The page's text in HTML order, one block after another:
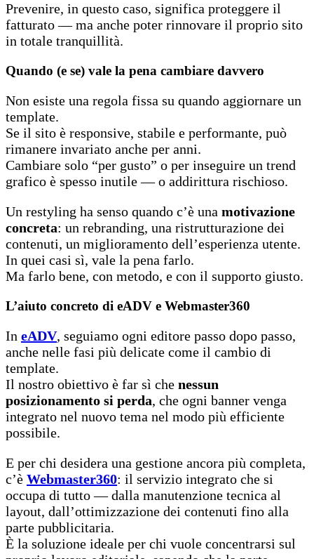
Prevenire, in questo caso, significa proteggere il
fatturato — ma anche poter rinnovare il proprio sito
in totale tranquillità.
Quando (e se) vale la pena cambiare davvero
Non esiste una regola fissa su quando aggiornare un
template.
Se il sito è responsive, stabile e performante, può
rimanere invariato anche per anni.
Cambiare solo “per gusto” o per inseguire un trend
grafico è spesso inutile — o addirittura rischioso.
Un restyling ha senso quando c’è una motivazione
concreta: un rebranding, una ristrutturazione dei
contenuti, un miglioramento dell’esperienza utente.
In quei casi sì, vale la pena farlo.
Ma farlo bene, con metodo, e con il supporto giusto.
L’aiuto concreto di eADV e Webmaster360
In eADV, seguiamo ogni editore passo dopo passo,
anche nelle fasi più delicate come il cambio di
template.
Il nostro obiettivo è far sì che nessun
posizionamento si perda, che ogni banner venga
integrato nel nuovo tema nel modo più efficiente
possibile.
E per chi desidera una gestione ancora più completa,
c’è Webmaster360: il servizio integrato che si
occupa di tutto — dalla manutenzione tecnica al
layout, dall’ottimizzazione dei contenuti fino alla
parte pubblicitaria.
È la soluzione ideale per chi vuole concentrarsi sul